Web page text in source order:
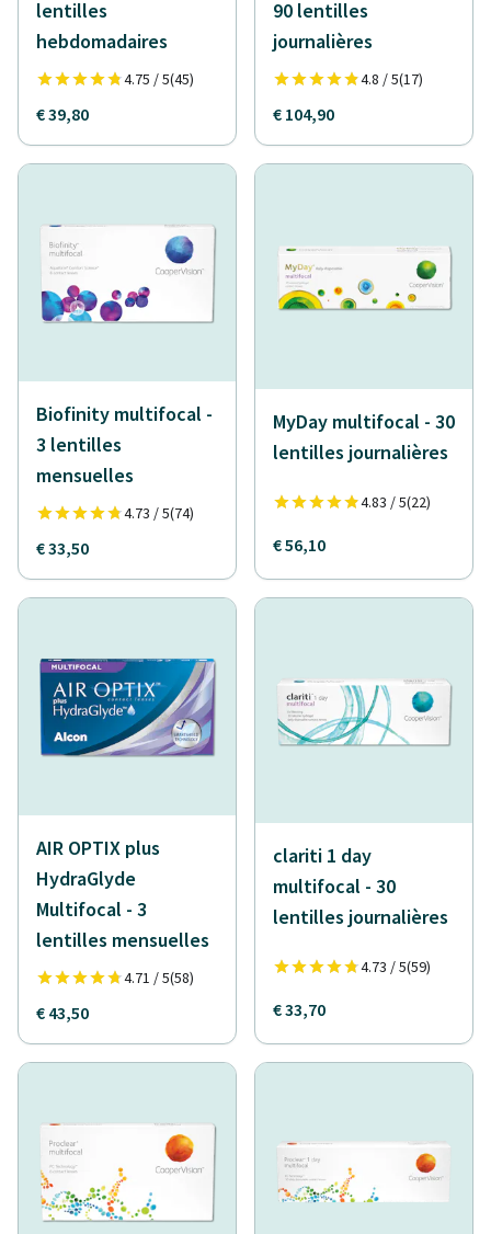
lentilles
hebdomadaires
4.75 / 5(45)
€ 39,80
90 lentilles
journalières
4.8 / 5(17)
€ 104,90
Biofinity multifocal -
3 lentilles
mensuelles
4.73 / 5(74)
€ 33,50
MyDay multifocal - 30
lentilles journalières
4.83 / 5(22)
€ 56,10
AIR OPTIX plus
HydraGlyde
Multifocal - 3
lentilles mensuelles
4.71 / 5(58)
€ 43,50
clariti 1 day
multifocal - 30
lentilles journalières
4.73 / 5(59)
€ 33,70